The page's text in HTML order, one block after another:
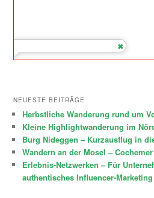
NEUESTE BEITRÄGE
Herbstliche Wanderung rund um
Kleine Highlightwanderung im
Burg Nideggen – Kurzausflug in
Wandern an der Mosel –
Erlebnis-Netzwerken – Für
authentisches Influencer-Marketing